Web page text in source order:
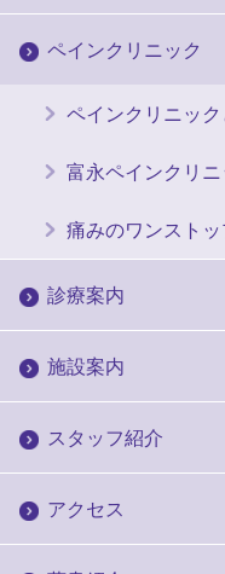
ペインクリニック
ペインクリニック
富永ペインクリ
痛みのワンスト
診療案内
施設案内
スタッフ紹介
アクセス